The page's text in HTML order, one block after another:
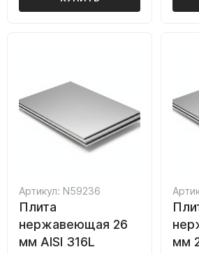
Артикул: N59236
Плита
нержавеющая 26
мм AISI 316L
мм